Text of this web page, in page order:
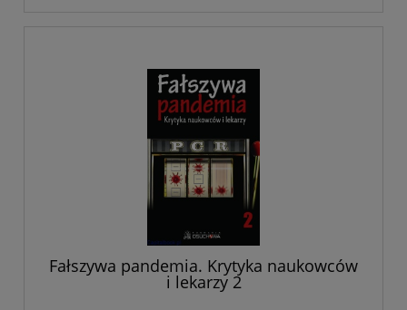
Fałszywa pandemia. Krytyka naukowców
i lekarzy 2